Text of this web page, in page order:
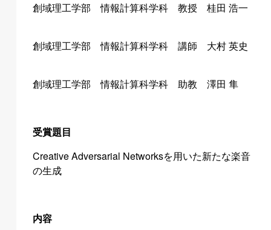
創域理工学部 情報計算科学科 教授 桂田 浩一
創域理工学部 情報計算科学科 講師 大村 英史
創域理工学部 情報計算科学科 助教 澤田 隼
受賞題目
Creative Adversarial Networksを用いた新たな楽音
の生成
内容